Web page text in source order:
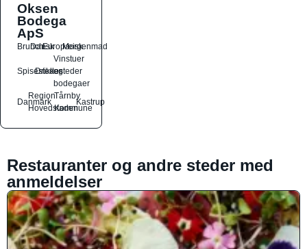
Oksen
Bodega
ApS
Brunch
DanskEuropæiskMorgenmad
Spisesteder
Drikkesteder
Vinstuer
og
bodegaer
Danmark
Region
Hovedstaden
Tårnby
Kommune
Kastrup
Restauranter og andre steder med
anmeldelser